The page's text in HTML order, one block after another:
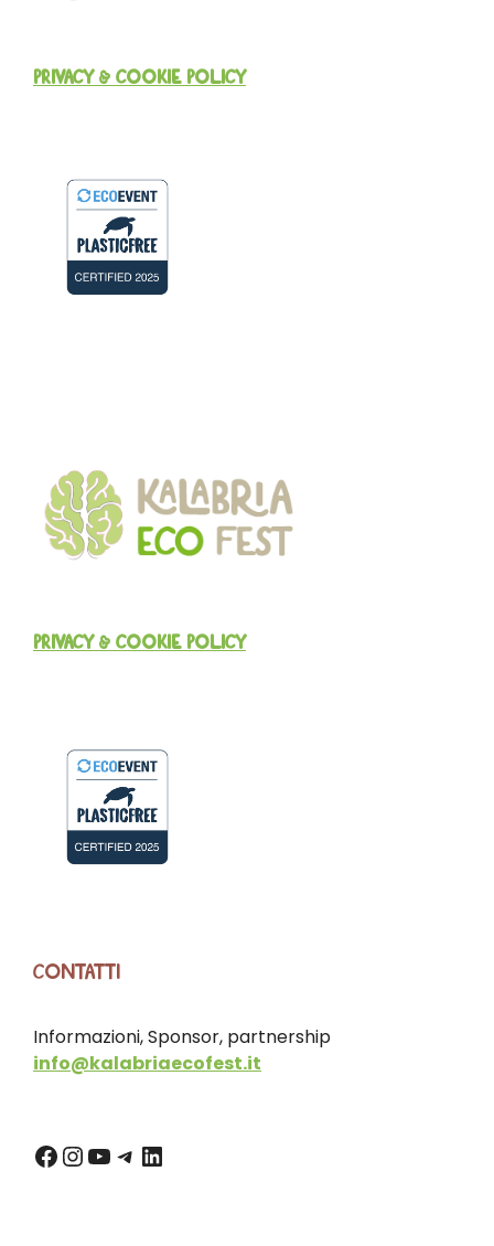
PRIVACY & COOKIE POLICY
PRIVACY & COOKIE POLICY
CONTATTI
Informazioni, Sponsor, partnership
info@kalabriaecofest.it